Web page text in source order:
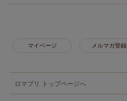
マイページ メルマガ登録
ロマプリ トップページへ